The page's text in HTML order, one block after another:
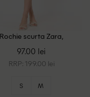
Rochie scurta Zara,
97.00 lei
RRP: 199.00 lei
S M